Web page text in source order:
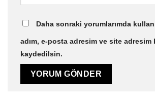
Daha sonraki yorumlarımda
adım, e-posta adresim ve site adresim
kaydedilsin.